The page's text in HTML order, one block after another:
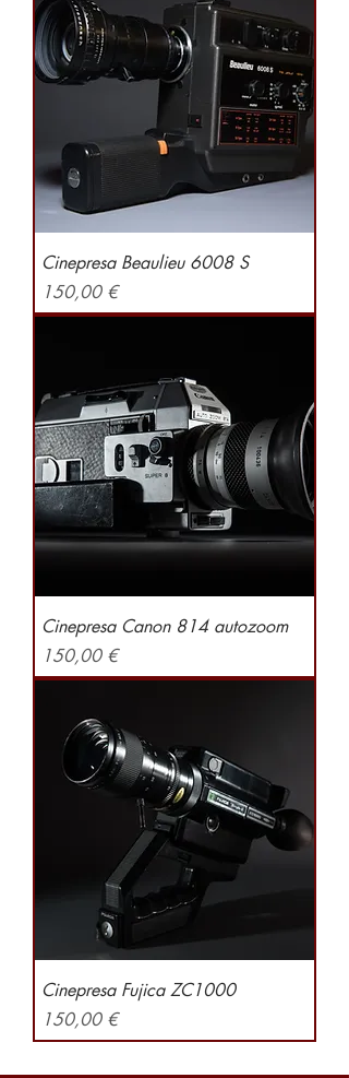
Cinepresa Beaulieu 6008 S
Preis
150,00 €
Cinepresa Canon 814 autozoom
Preis
150,00 €
Cinepresa Fujica ZC1000
Preis
150,00 €